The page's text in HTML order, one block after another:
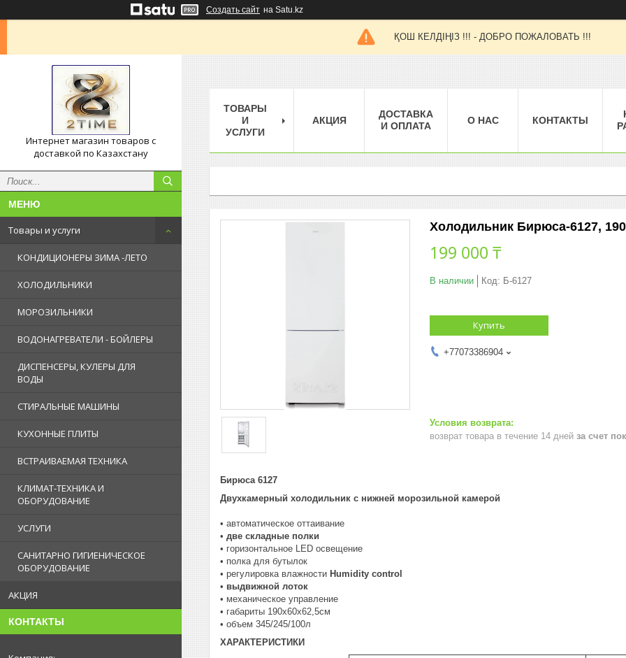
Создать сайт на Satu.kz
ҚОШ КЕЛДІҢІЗ !!! - ДОБРО ПОЖАЛОВАТЬ !!!
Интернет магазин товаров с
доставкой по Казахстану
Товары и услуги
КОНДИЦИОНЕРЫ ЗИМА -ЛЕТО
ХОЛОДИЛЬНИКИ
МОРОЗИЛЬНИКИ
ВОДОНАГРЕВАТЕЛИ - БОЙЛЕРЫ
ДИСПЕНСЕРЫ, КУЛЕРЫ ДЛЯ
ВОДЫ
СТИРАЛЬНЫЕ МАШИНЫ
КУХОННЫЕ ПЛИТЫ
ВСТРАИВАЕМАЯ ТЕХНИКА
КЛИМАТ-ТЕХНИКА И
ОБОРУДОВАНИЕ
УСЛУГИ
САНИТАРНО ГИГИЕНИЧЕСКОЕ
ОБОРУДОВАНИЕ
АКЦИЯ
КОНТАКТЫ
ТОВАРЫ
И
УСЛУГИ
АКЦИЯ
ДОСТАВКА
И ОПЛАТА
О НАС КОНТАКТЫ
Холодильник Бирюса-6127,
199 000 ₸
В наличии Код: Б-6127
Купить
+77073386904
возврат товара в течение 14 дней за счет
Бирюса 6127
Двухкамерный холодильник с нижней морозильной камерой
• автоматическое оттаивание
• две складные полки
• горизонтальное LED освещение
• полка для бутылок
• регулировка влажности Humidity control
• выдвижной лоток
• механическое управление
• габариты 190х60х62,5см
• объем 345/245/100л
ХАРАКТЕРИСТИКИ